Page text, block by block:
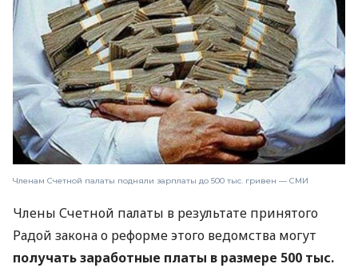
Членам Счетной палаты подняли зарплаты до 500 тыс. гривен — СМИ
Члены Счетной палаты в результате принятого
Радой закона о реформе этого ведомства могут
получать заработные платы в размере 500 тыс.